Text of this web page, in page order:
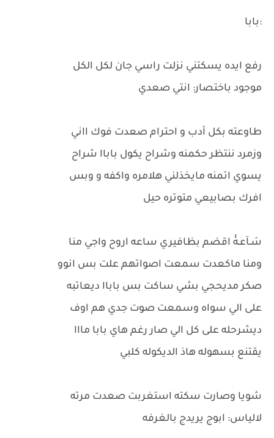
:بابا
رفع ايده يسكتني نزلت راسي جان لكل الكل
موجود باختصار: انتي صعدي
طاوعته بكل أدب و احترام صعدت فوك ااني
وزمرد ننتظر حكمنه وشراح يكول باباا شراح
يسوي اتمنه مايخذلني هلامره واكفه و وبس
افرك بصابيعي متوتره حيل
سَـآعـهْْ اقضم بظافيري ساعه اروح واجي منا
ومنا ماكعدت سمعت اصواتهم علت بس انوو
صكر مديحجي بشي ساكت بس باباا ديعاتبه
على الي سواه وسمعت صوت جدي هم اوف
ديشرحله على كل الي صار رغم هاي بابا مااا
يقتنع بسهوله هاذ الديكوله كلبي
شويا وصارت سكته استغربت صعدت مرته
لالياس: ابوج يريدج بالغرفه